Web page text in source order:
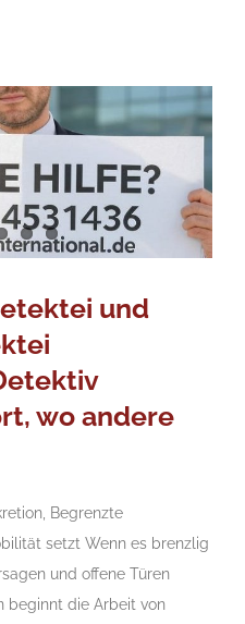
und
wo andere
Begrenzte
setzt Wenn es brenzlig
und offene Türen
beginnt die Arbeit von